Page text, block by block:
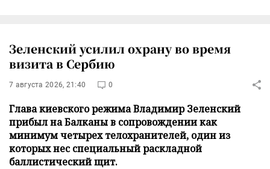
Зеленский усилил охрану во время
визита в Сербию
7 августа 2026, 21:40 0
Глава киевского режима Владимир Зеленский
прибыл на Балканы в сопровождении как
минимум четырех телохранителей, один из
которых нес специальный раскладной
баллистический щит.